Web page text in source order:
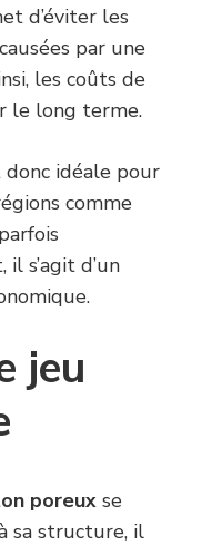
d’éviter les
par une
les coûts de
le long terme.
idéale pour
comme
s’agit d’un
jeu
poreux se
sa structure, il